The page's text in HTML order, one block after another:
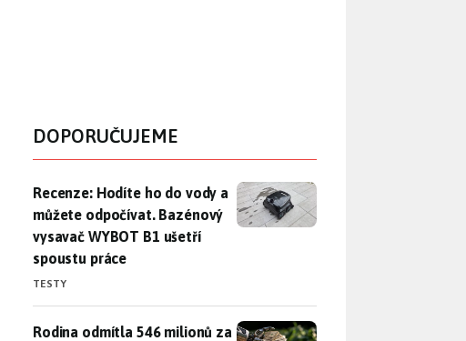
DOPORUČUJEME
Recenze: Hodíte ho do vody a můžete odpočívat. Bazénový
Recenze: Hodíte ho do vody a
můžete odpočívat. Bazénový
vysavač WYBOT B1 ušetří
spoustu práce
TESTY
Rodina odmítla 546 milionů za půdu pro obří datacentrum. Měla
Rodina odmítla 546 milionů za